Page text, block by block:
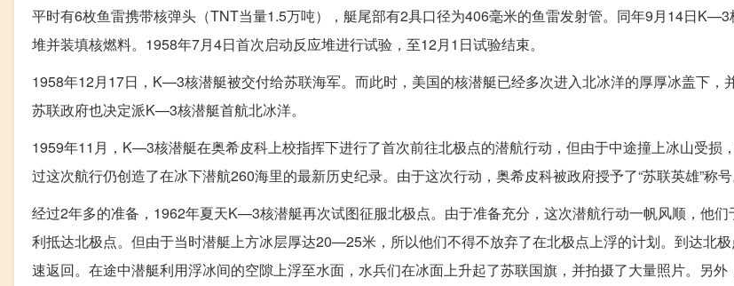
平时有6枚鱼雷携带核弹头（TNT当量1.5万吨），艇尾部有2具口径为406毫米的鱼雷发射管。同年9月14日
堆并装填核燃料。1958年7月4日首次启动反应堆进行试验，至12月1日试验结束。
1958年12月17日，K—3核潜艇被交付给苏联海军。而此时，美国的核潜艇已经多次进入北冰洋的厚厚冰盖下，
苏联政府也决定派K—3核潜艇首航北冰洋。
1959年11月，K—3核潜艇在奥希皮科上校指挥下进行了首次前往北极点的潜航行动，但由于中途撞上冰山受损
过这次航行仍创造了在冰下潜航260海里的最新历史纪录。由于这次行动，奥希皮科被政府授予了“苏联英雄”称号
经过2年多的准备，1962年夏天K—3核潜艇再次试图征服北极点。由于准备充分，这次潜航行动一帆风顺，他们
利抵达北极点。但由于当时潜艇上方冰层厚达20—25米，所以他们不得不放弃了在北极点上浮的计划。到达北
速返回。在途中潜艇利用浮冰间的空隙上浮至水面，水兵们在冰面上升起了苏联国旗，并拍摄了大量照片。另